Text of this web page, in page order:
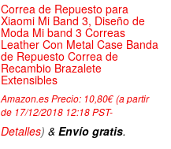
Correa de Repuesto para
Xiaomi Mi Band 3, Diseño de
Moda Mi band 3 Correas
Leather Con Metal Case Banda
de Repuesto Correa de
Recambio Brazalete
Extensibles
Amazon.es Precio: 10,80€(a partir
de 17/12/2018 12:18 PST-
Detalles)&Envío gratis.